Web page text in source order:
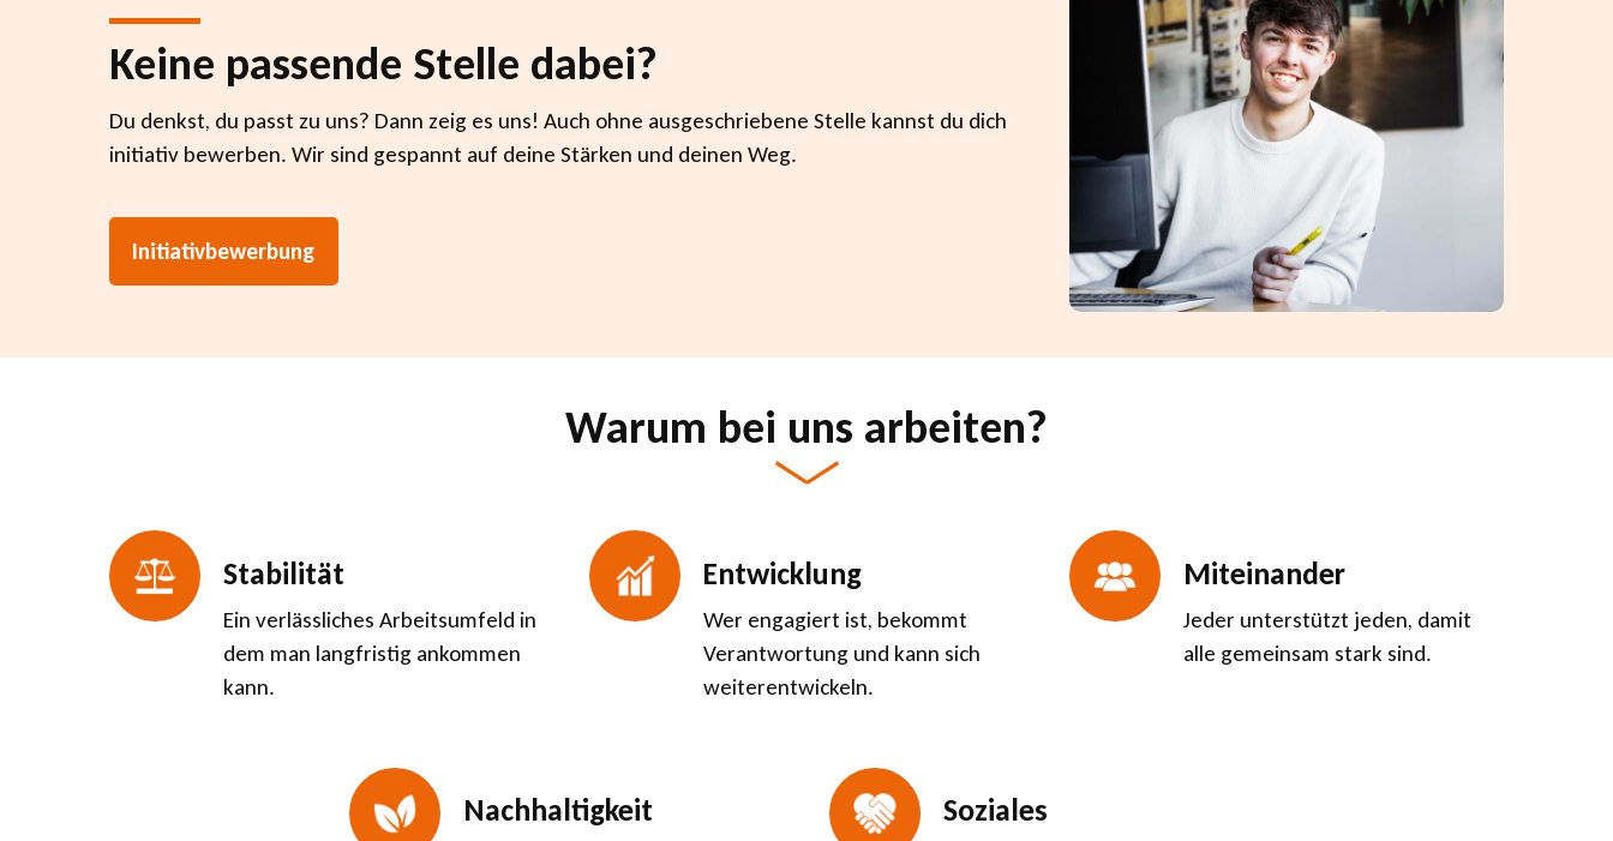
Keine passende Stelle dabei?
Du denkst, du passt zu uns? Dann zeig es uns! Auch ohne ausgeschriebene Stelle kannst du dich
initiativ bewerben. Wir sind gespannt auf deine Stärken und deinen Weg.
Initiativbewerbung
Warum bei uns arbeiten?
Stabilität
Ein verlässliches Arbeitsumfeld in
dem man langfristig ankommen
kann.
Entwicklung
Wer engagiert ist, bekommt
Verantwortung und kann sich
weiterentwickeln.
Miteinander
Jeder unterstützt jeden, damit
alle gemeinsam stark sind.
Nachhaltigkeit Soziales